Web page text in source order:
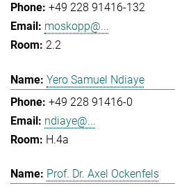
+49 228 91416-132
moskopp@...
2.2
Yero Samuel Ndiaye
+49 228 91416-0
ndiaye@...
H.4a
Prof. Dr. Axel Ockenfels